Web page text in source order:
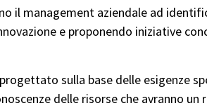
il management aziendale ad
e proponendo iniziative
sulla base delle esigenze
delle risorse che avranno